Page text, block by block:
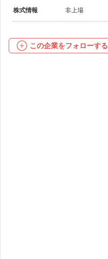
株式情報 非上場
この企業をフォローする